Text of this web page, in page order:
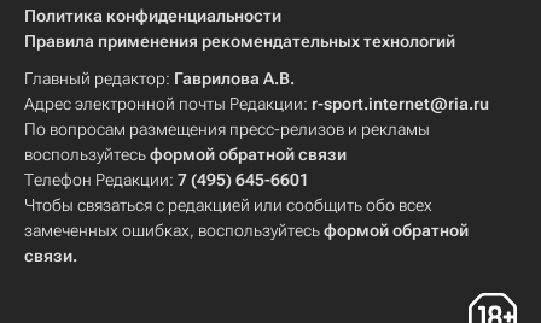
Политика конфиденциальности
Правила применения рекомендательных технологий
Главный редактор: Гаврилова А.В.
Адрес электронной почты Редакции: r-sport.internet@ria.ru
По вопросам размещения пресс-релизов и рекламы
воспользуйтесьформой обратной связи
Телефон Редакции: 7 (495) 645-6601
Чтобы связаться с редакцией или сообщить обо всех
замеченных ошибках, воспользуйтесьформой обратной
связи.